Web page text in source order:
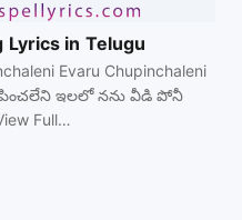
Lyrics in Telugu
Evaru Chupinchaleni
ఇలలో నను వీడి పోనీ
Full…